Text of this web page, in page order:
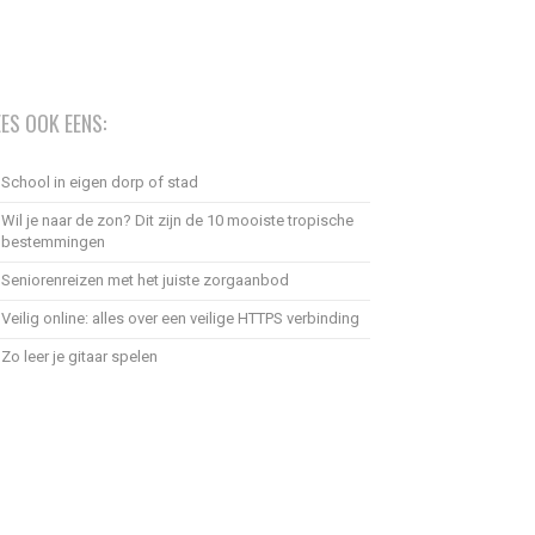
OOK EENS:
School in eigen dorp of stad
Wil je naar de zon? Dit zijn de 10 mooiste tropische
bestemmingen
Seniorenreizen met het juiste zorgaanbod
Veilig online: alles over een veilige HTTPS verbinding
Zo leer je gitaar spelen